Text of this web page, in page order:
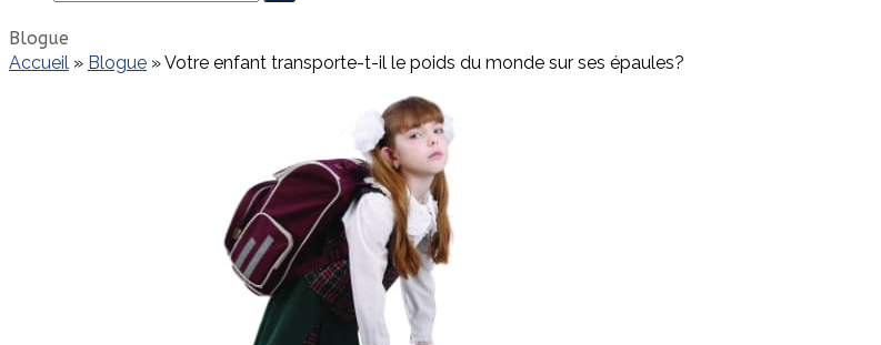
Blogue
Accueil » Blogue »Votre enfant transporte-t-il le poids du monde sur ses épaules?